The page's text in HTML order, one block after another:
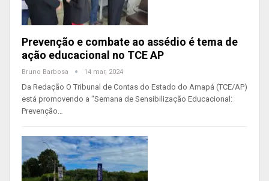
Prevenção e combate ao assédio é tema de
ação educacional no TCE AP
Bruno Barbosa 14 mar, 2024
Da Redação O Tribunal de Contas do Estado do Amapá (TCE/AP)
está promovendo a "Semana de Sensibilização Educacional:
Prevenção…